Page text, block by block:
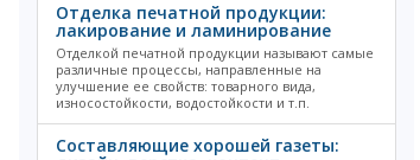
Отделка печатной продукции:
лакирование и ламинирование
Отделкой печатной продукции называют самые
различные процессы, направленные на
улучшение ее свойств: товарного вида,
износостойкости, водостойкости и т.п.
Составляющие хорошей газеты: